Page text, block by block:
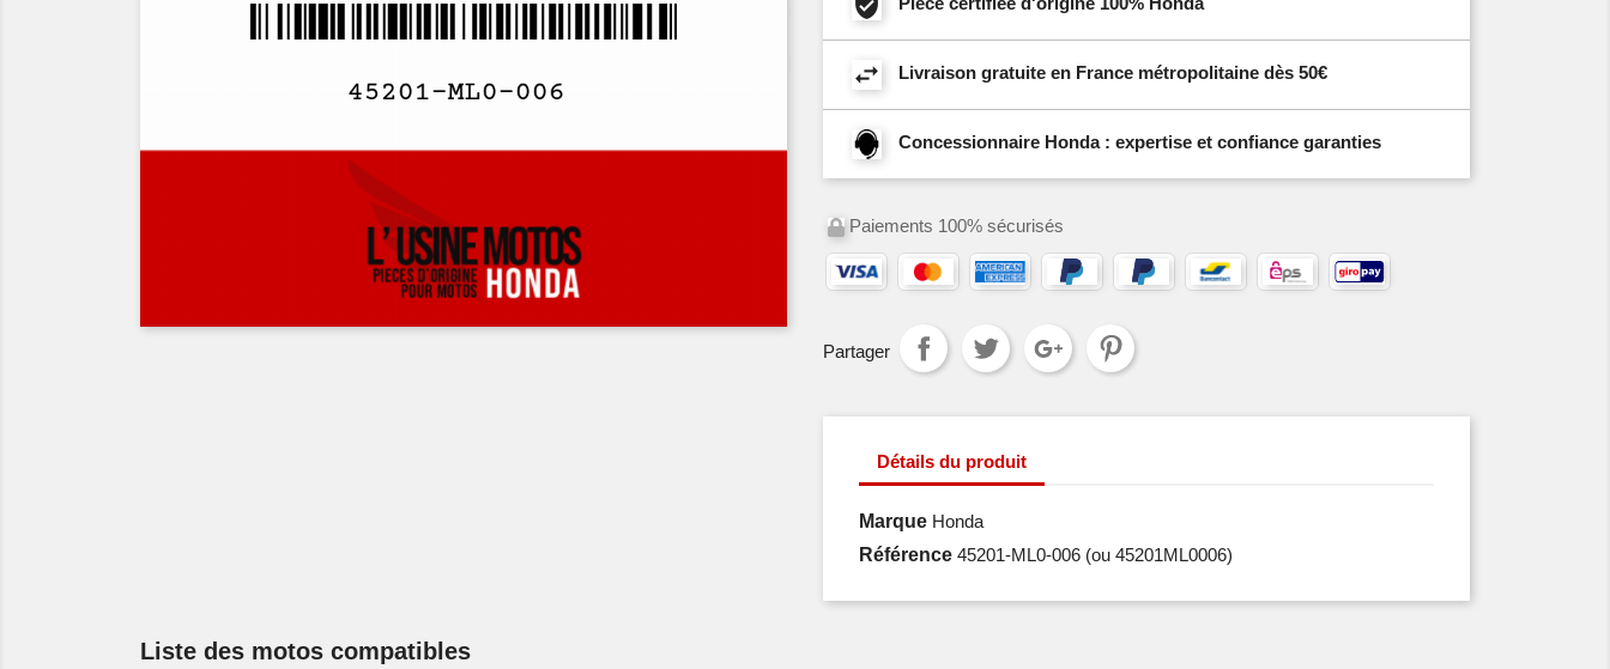
Livraison gratuite en France métropolitaine dès 50€
Concessionnaire Honda : expertise et confiance garanties
Paiements 100% sécurisés
Partager
Détails du produit
Marque Honda
Référence 45201-ML0-006 (ou 45201ML0006)
Liste des motos compatibles